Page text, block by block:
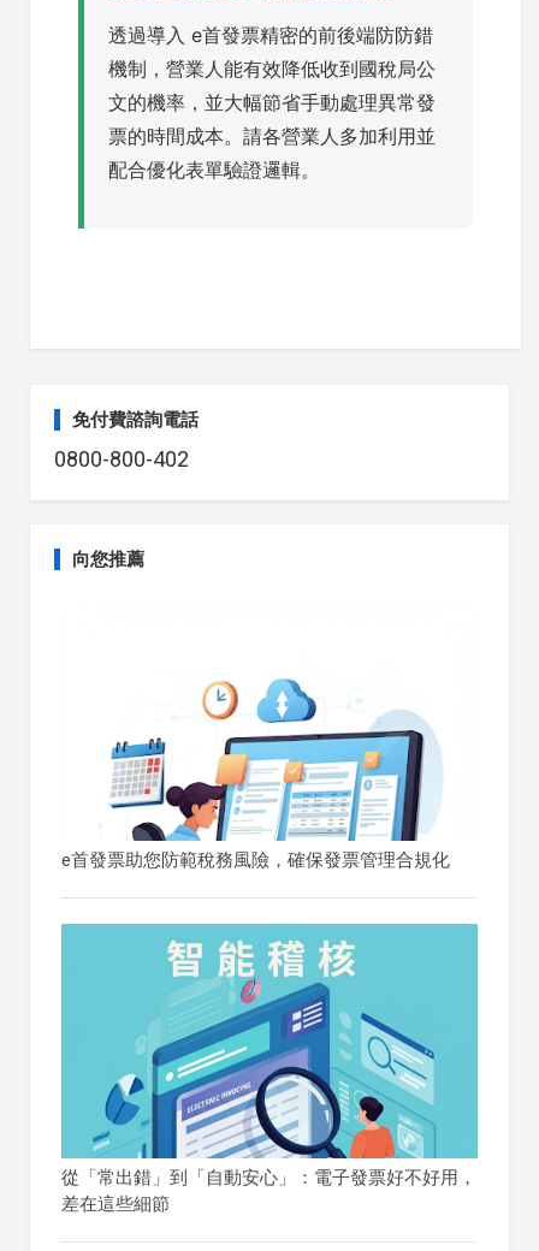
透過導入 e首發票精密的前後端防防錯
機制，營業人能有效降低收到國稅局公
文的機率，並大幅節省手動處理異常發
票的時間成本。請各營業人多加利用並
配合優化表單驗證邏輯。
免付費諮詢電話
0800-800-402
向您推薦
e首發票助您防範稅務風險，確保發票管理合規化
從「常出錯」到「自動安心」：電子發票好不好用，
差在這些細節